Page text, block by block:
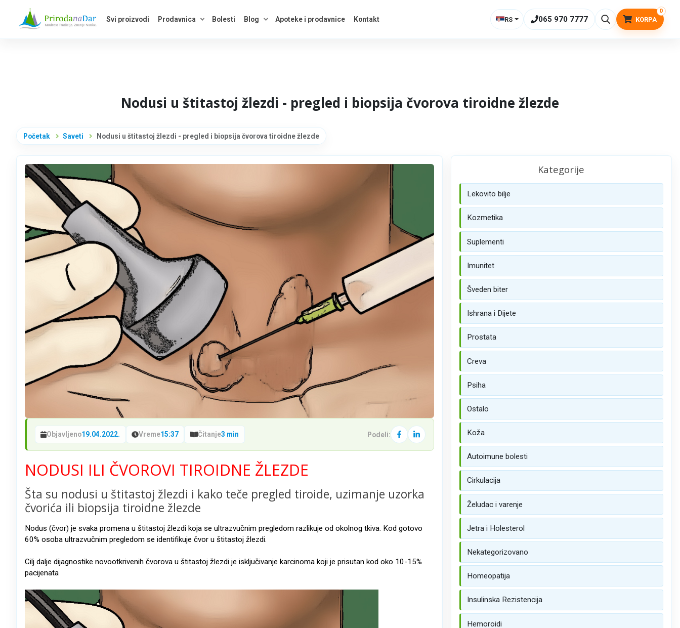
Svi proizvodi Prodavnica
Otvori kategorije
Bolesti Blog
Otvori savete
Apoteke i prodavnice Kontakt RS 065 970 7777
0
KORPA
Nodusi u štitastoj žlezdi - pregled i biopsija čvorova tiroidne žlezde
Početak Saveti Nodusi u štitastoj žlezdi - pregled i biopsija čvorova tiroidne žlezde
Objavljeno19.04.2022. Vreme15:37 Čitanje3 min Podeli:
NODUSI ILI ČVOROVI TIROIDNE ŽLEZDE
Šta su nodusi u štitastoj žlezdi i kako teče pregled tiroide, uzimanje uzorka
čvorića ili biopsija tiroidne žlezde
Nodus (čvor) je svaka promena u štitastoj žlezdi koja se ultrazvučnim pregledom razlikuje od okolnog tkiva. Kod gotovo
60% osoba ultrazvučnim pregledom se identifikuje čvor u štitastoj žlezdi.
Cilj dalje dijagnostike novootkrivenih čvorova u štitastoj žlezdi je isključivanje karcinoma koji je prisutan kod oko 10-15%
pacijenata
Kategorije
Lekovito bilje
Kozmetika
Suplementi
Imunitet
Šveden biter
Ishrana i Dijete
Prostata
Creva
Psiha
Ostalo
Koža
Autoimune bolesti
Cirkulacija
Želudac i varenje
Jetra i Holesterol
Nekategorizovano
Homeopatija
Insulinska Rezistencija
Hemoroidi